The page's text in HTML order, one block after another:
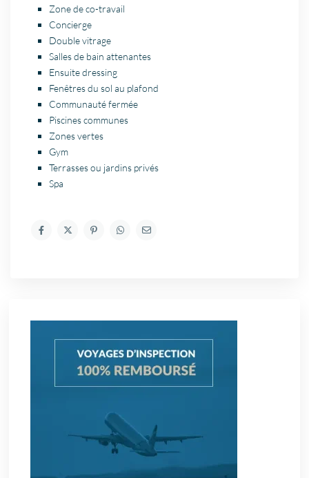
Zone de co-travail
Concierge
Double vitrage
Salles de bain attenantes
Ensuite dressing
Fenêtres du sol au plafond
Communauté fermée
Piscines communes
Zones vertes
Gym
Terrasses ou jardins privés
Spa